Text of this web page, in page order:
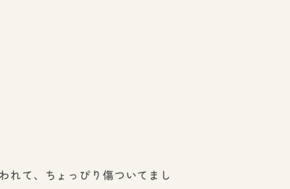
れて、ちょっぴり傷ついてまし